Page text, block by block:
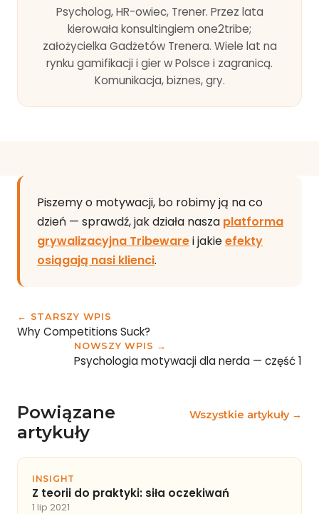
Psycholog, HR-owiec, Trener. Przez lata
kierowała konsultingiem one2tribe;
założycielka Gadżetów Trenera. Wiele lat na
rynku gamifikacji i gier w Polsce i zagranicą.
Komunikacja, biznes, gry.
Piszemy o motywacji, bo robimy ją na co
dzień — sprawdź, jak działa nasza platforma
grywalizacyjna Tribewarei jakieefekty
osiągają nasi klienci.
← STARSZY WPIS
Why Competitions Suck?
NOWSZY WPIS →
Psychologia motywacji dla nerda — część 1
Powiązane
artykuły
Wszystkie artykuły →
INSIGHT
Z teorii do praktyki: siła oczekiwań
1 lip 2021